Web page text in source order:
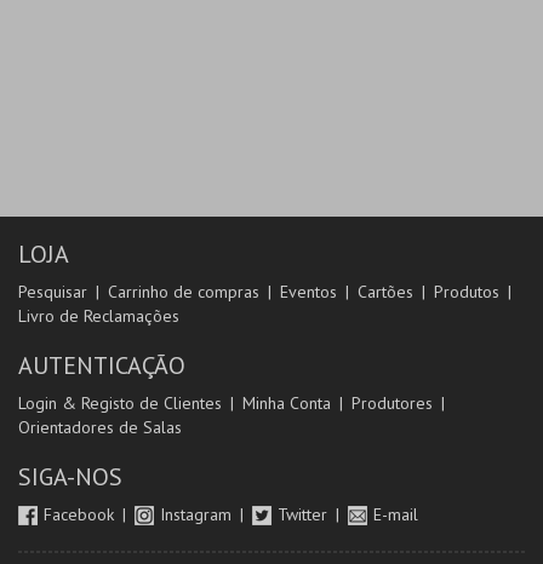
LOJA
Pesquisar Carrinho de compras Eventos Cartões
Produtos
Livro de Reclamações
AUTENTICAÇÃO
Login & Registo de Clientes Minha Conta
Produtores
Orientadores de Salas
SIGA-NOS
Facebook Instagram Twitter E-mail